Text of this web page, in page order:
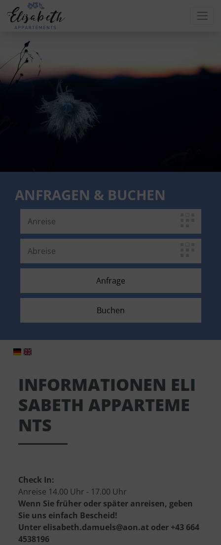
ANFRAGEN & BUCHEN
INFORMATIONEN ELI
SABETH APPARTEME
NTS
Check In:
Anreise 14.00 Uhr - 17.00 Uhr
Wenn Sie früher oder später anreisen, geben
Sie uns einfach Bescheid!
Unter elisabeth.damuels@aon.at oder +43 664
4538196